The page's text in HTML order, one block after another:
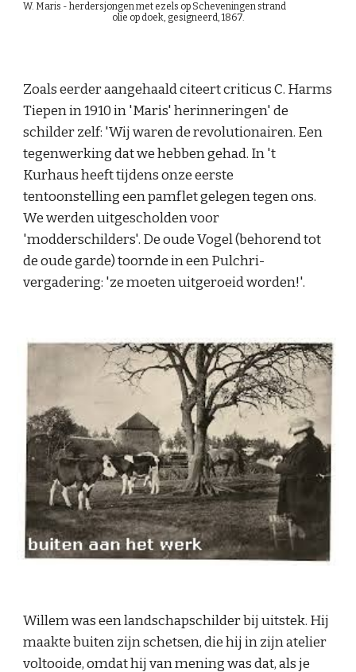
W. Maris - herdersjongen met ezels op Scheveningen strand
olie op doek, gesigneerd, 1867.
Zoals eerder aangehaald citeert criticus C. Harms
Tiepen in 1910 in 'Maris' herinneringen' de
schilder zelf: 'Wij waren de revolutionairen. Een
tegenwerking dat we hebben gehad. In 't
Kurhaus heeft tijdens onze eerste
tentoonstelling een pamflet gelegen tegen ons.
We werden uitgescholden voor
'modderschilders'. De oude Vogel (behorend tot
de oude garde) toornde in een Pulchri-
vergadering: 'ze moeten uitgeroeid worden!'.
Willem was een landschapschilder bij uitstek. Hij
maakte buiten zijn schetsen, die hij in zijn atelier
voltooide, omdat hij van mening was dat, als je